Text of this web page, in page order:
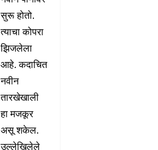
सुरू होतो.
त्याचा कोपरा
झिजलेला
आहे. कदाचित
नवीन
तारखेखाली
हा मजकूर
असू शकेल.
उल्लेखिलेले